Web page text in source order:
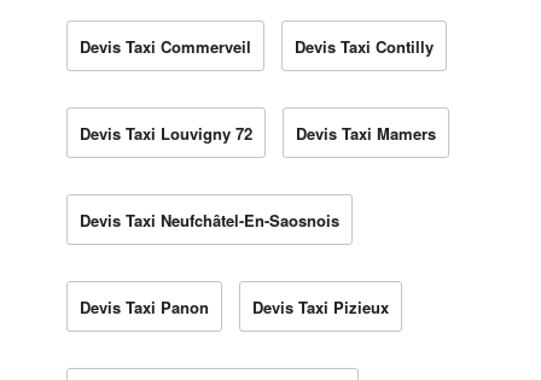
Devis Taxi Commerveil Devis Taxi Contilly
Devis Taxi Louvigny 72 Devis Taxi Mamers
Devis Taxi Neufchâtel-En-Saosnois
Devis Taxi Panon Devis Taxi Pizieux